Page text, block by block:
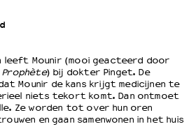
Onderwijs
leeft Mounir (mooi geacteerd door
Prophète) bij dokter Pinget. De
Mounir de kans krijgt medicijnen te
niets tekort komt. Dan ontmoet
Ze worden tot over hun oren
en gaan samenwonen in het huis